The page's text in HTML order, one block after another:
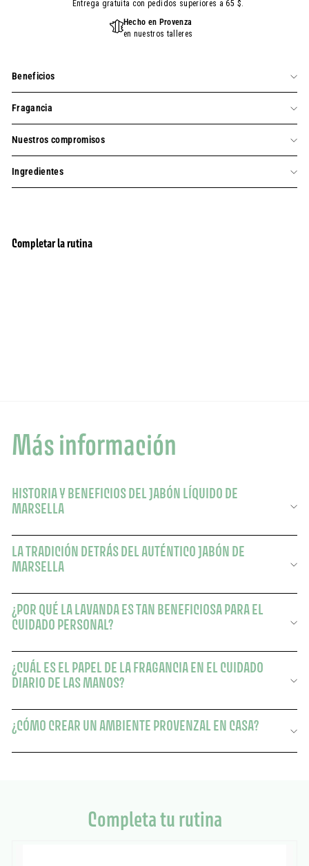
Entrega gratuita con pedidos superiores a 65 $.
Hecho en Provenza
en nuestros talleres
Beneficios
Fragancia
Nuestros compromisos
Ingredientes
Completar la rutina
Más información
HISTORIA Y BENEFICIOS DEL JABÓN LÍQUIDO DE
MARSELLA
LA TRADICIÓN DETRÁS DEL AUTÉNTICO JABÓN DE
MARSELLA
¿POR QUÉ LA LAVANDA ES TAN BENEFICIOSA PARA EL
CUIDADO PERSONAL?
¿CUÁL ES EL PAPEL DE LA FRAGANCIA EN EL CUIDADO
DIARIO DE LAS MANOS?
¿CÓMO CREAR UN AMBIENTE PROVENZAL EN CASA?
Completa tu rutina